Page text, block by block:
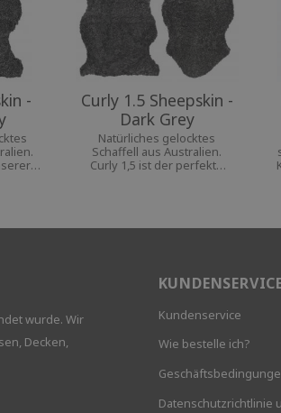
-
Curly 1.5 Sheepskin -
Dark Grey
Natürliches gelocktes
Schaffell aus Australien.
Curly 1,5 ist der perfekte
bedeckt.
wurde. Wir
Decken,
Kundenservice
Wie bestelle ich?
Datenschutzrichtlinie